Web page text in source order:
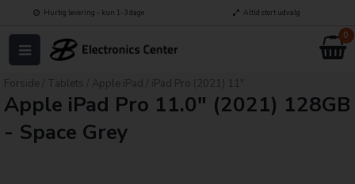
Hurtig levering - kun 1-3 dage Altid stort udvalg
0
Forside Tablets Apple iPad iPad Pro (2021) 11"
Apple iPad Pro 11.0" (2021) 128GB
- Space Grey